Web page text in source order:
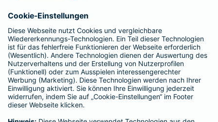
Barmenia ist Teil der BarmeniaGothaer
BELIEBTE SEITEN
Kranken-Zusatzversicherung
Tierversicherungen
Haftpflichtversicherung
Hausratversicherung